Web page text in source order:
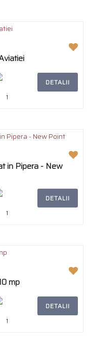
1
DETALII
in Pipera - New
1
DETALII
mp
1
DETALII